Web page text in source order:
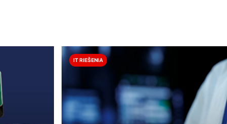
IT RIEŠENIA